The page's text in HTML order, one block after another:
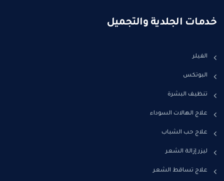
خدمات الجلدية والتجميل
الفيلر
البوتكس
تنظيف البشرة
علاج الهالات السوداء
علاج حب الشباب
ليزر إزالة الشعر
علاج تساقط الشعر